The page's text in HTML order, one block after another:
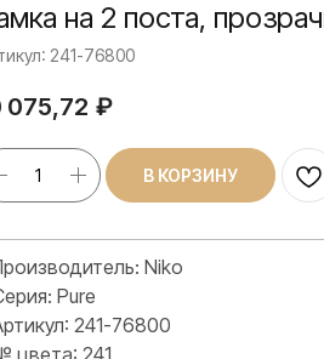
на 2 поста,
241-76800
075,72 ₽
В КОРЗИНУ
Niko
Pure
241-76800